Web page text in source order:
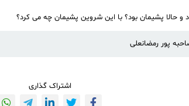
حالا پشیمان بود؟ با این شروین پشیمان چه می کرد؟
اشتراک گذاری